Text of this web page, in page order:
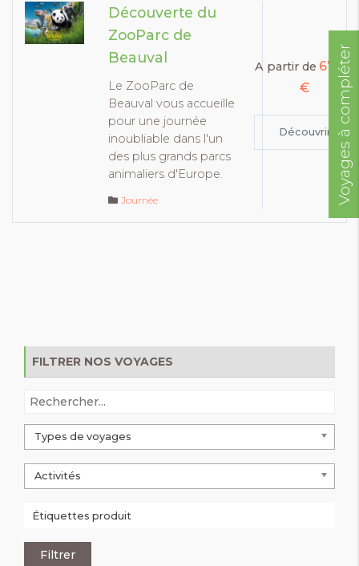
Découverte du
ZooParc de
Beauval
Le ZooParc de
Beauval vous accueille
pour une journée
inoubliable dans l'un
des plus grands parcs
animaliers d'Europe.
Journée
A partir de 67.00
€
Découvrir
FILTRER NOS VOYAGES
Types de voyages
Activités
Voyages à compléter